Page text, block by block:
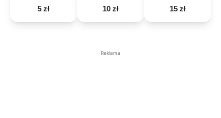
5 zł 10 zł 15 zł
Reklama